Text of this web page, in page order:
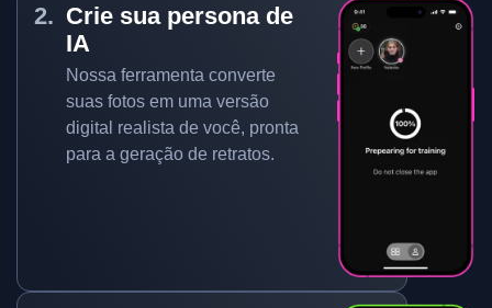
Crie sua persona de
IA
Nossa ferramenta converte
suas fotos em uma versão
digital realista de você, pronta
para a geração de retratos.